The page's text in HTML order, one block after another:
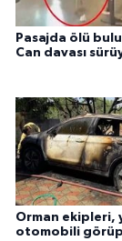
Pasajda ölü
Can davası
Orman ekipleri,
otomobili